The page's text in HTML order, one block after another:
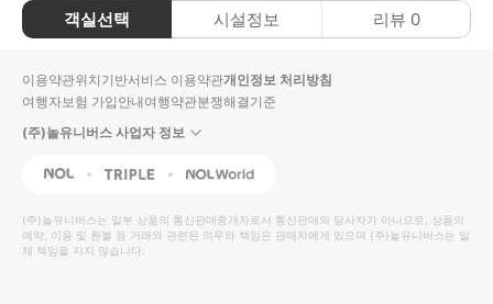
객실선택 시설정보 리뷰 0
이용약관위치기반서비스 이용약관개인정보 처리방침
여행자보험 가입안내여행약관분쟁해결기준
(주)놀유니버스 사업자 정보
NOL Triple Interpark Global
(주)놀유니버스는 일부 상품의 통신판매중개자로서 통신판매의 당사자가 아니므로, 상품의
예약, 이용 및 환불 등 거래와 관련된 의무와 책임은 판매자에게 있으며 (주)놀유니버스는 일
체 책임을 지지 않습니다.